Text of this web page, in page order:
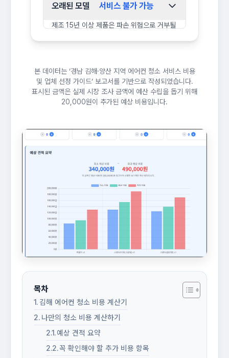
오래된 모델 서비스 불가 가능
제조 15년 이상 제품은 파손 위험으로 거부될
본 데이터는 ‘경남 김해·양산 지역 에어컨 청소 서비스 비용
및 업체 선정 가이드’ 보고서를 기반으로 작성되었습니다.
표시된 금액은 실제 시장 조사 금액에 예산 수립을 돕기 위해
20,000원이 추가된 예상 비용입니다.
목차
김해 에어컨 청소 비용 계산기
나만의 청소 비용 계산하기
예상 견적 요약
꼭 확인해야 할 추가 비용 항목